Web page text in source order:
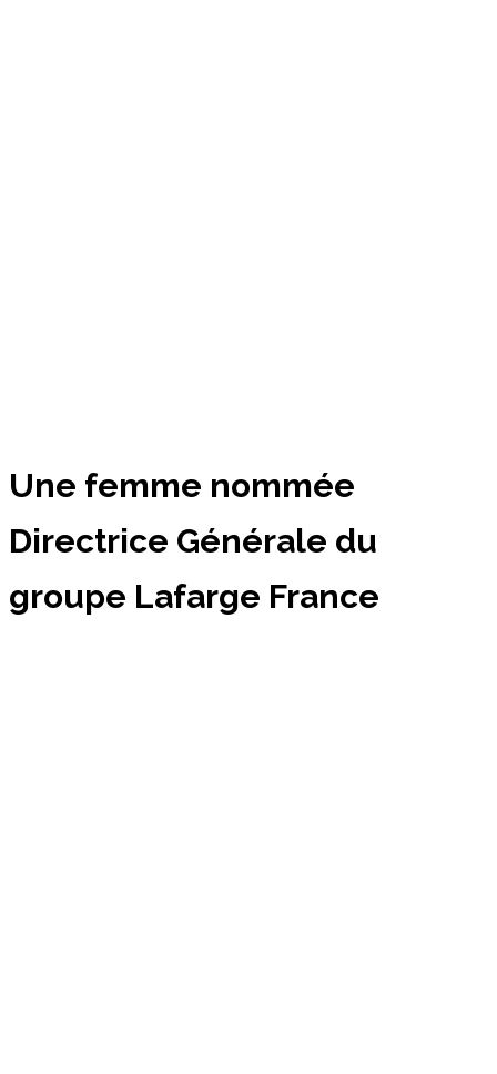
Une femme nommée
Directrice Générale du
groupe Lafarge France